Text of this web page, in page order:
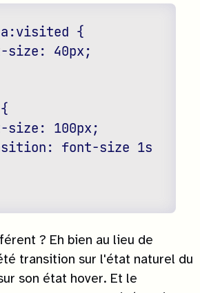
{
? Eh bien au lieu de
transition sur l'état naturel du
son état hover. Et le